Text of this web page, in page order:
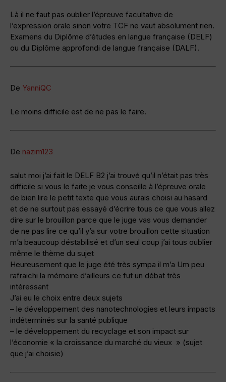
Là il ne faut pas oublier l’épreuve facultative de
l’expression orale sinon votre TCF ne vaut absolument rien.
Examens du Diplôme d’études en langue française (DELF)
ou du Diplôme approfondi de langue française (DALF).
De YanniQC
Le moins difficile est de ne pas le faire.
De nazim123
salut moi j’ai fait le DELF B2 j’ai trouvé qu’il n’était pas très
difficile si vous le faite je vous conseille à l’épreuve orale
de bien lire le petit texte que vous aurais choisi au hasard
et de ne surtout pas essayé d’écrire tous ce que vous allez
dire sur le brouillon parce que le juge vas vous demander
de ne pas lire ce qu’il y’a sur votre brouillon cette situation
m’a beaucoup déstabilisé et d’un seul coup j’ai tous oublier
même le thème du sujet
Heureusement que le juge été très sympa il m’a Um peu
rafraichi la mémoire d’ailleurs ce fut un débat très
intéressant
J’ai eu le choix entre deux sujets
– le développement des nanotechnologies et leurs impacts
indéterminés sur la santé publique
– le développement du recyclage et son impact sur
l’économie « la croissance du marché du vieux » (sujet
que j’ai choisie)